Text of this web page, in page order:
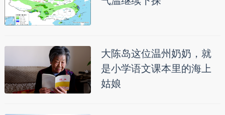
大陈岛这位温州奶奶，就
是小学语文课本里的海上
姑娘